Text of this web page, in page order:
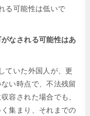
る可能性は低いで
なされる可能性はあ
ていた外国人が、更
い時点で、不法残留
容された場合でも、
集まり、それまでの